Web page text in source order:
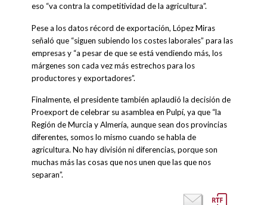
eso “va contra la competitividad de la agricultura”.
Pese a los datos récord de exportación, López Miras
señaló que “siguen subiendo los costes laborales” para las
empresas y “a pesar de que se está vendiendo más, los
márgenes son cada vez más estrechos para los
productores y exportadores”.
Finalmente, el presidente también aplaudió la decisión de
Proexport de celebrar su asamblea en Pulpí, ya que “la
Región de Murcia y Almería, aunque sean dos provincias
diferentes, somos lo mismo cuando se habla de
agricultura. No hay división ni diferencias, porque son
muchas más las cosas que nos unen que las que nos
separan”.